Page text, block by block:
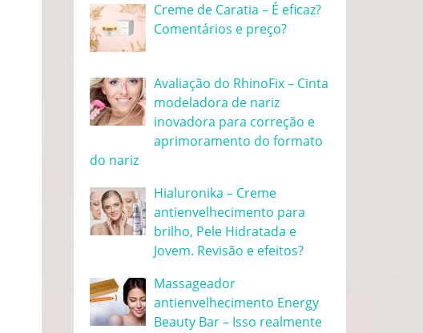
Creme de Caratia – É eficaz?
Comentários e preço?
Avaliação do RhinoFix – Cinta
modeladora de nariz
inovadora para correção e
aprimoramento do formato
do nariz
Hialuronika – Creme
antienvelhecimento para
brilho, Pele Hidratada e
Jovem. Revisão e efeitos?
Massageador
antienvelhecimento Energy
Beauty Bar – Isso realmente